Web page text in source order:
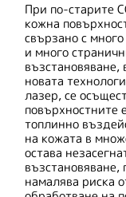
При по-старите
кожна
свързано с
и много
новата
лазер, се
повърхностните
топлинно
на кожата в
остава
намалява риска